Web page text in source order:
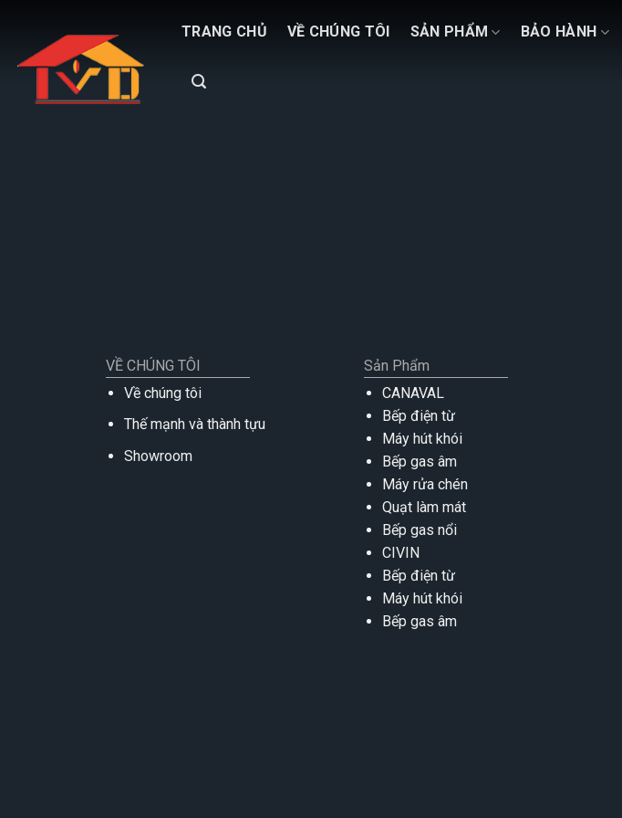
content
TRANG CHỦ VỀ CHÚNG TÔI SẢN PHẨM BẢO HÀNH
VỀ CHÚNG TÔI
Về chúng tôi
Thế mạnh và thành tựu
Showroom
Sản Phẩm
CANAVAL
Bếp điện từ
Máy hút khói
Bếp gas âm
Máy rửa chén
Quạt làm mát
Bếp gas nổi
CIVIN
Bếp điện từ
Máy hút khói
Bếp gas âm